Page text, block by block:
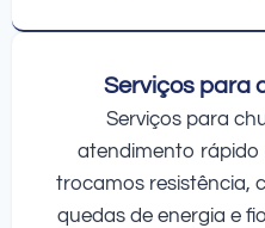
Serviços para
Serviços para
atendimento rápido
trocamos resistência,
quedas de energia e